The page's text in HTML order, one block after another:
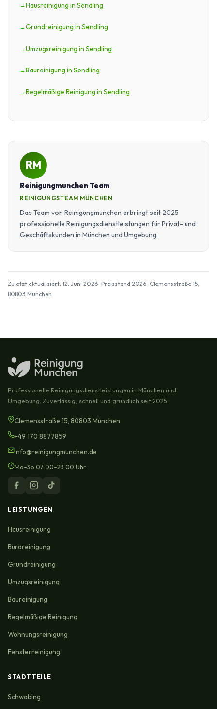
Hausreinigung in Sendling
Grundreinigung in Sendling
Umzugsreinigung in Sendling
Baureinigung in Sendling
Regelmäßige Reinigung in Sendling
RM
Reinigungmunchen Team
REINIGUNGSTEAM MÜNCHEN
Das Team von Reinigungmunchen erbringt seit 2025
professionelle Reinigungsdienstleistungen für Privat- und
Geschäftskunden in München und Umgebung.
Zuletzt aktualisiert: 12. Juni 2026 · Preisstand 2026 · Clemensstraße 15,
80803 München
Professionelle Reinigungsdienstleistungen in München und
Umgebung. Zuverlässig, schnell und gründlich seit 2025.
Clemensstraße 15, 80803 München
+49 170 8877859
info@reinigungmunchen.de
Mo–So 07:00–23:00 Uhr
LEISTUNGEN
Hausreinigung
Büroreinigung
Grundreinigung
Umzugsreinigung
Baureinigung
Regelmäßige Reinigung
Wohnungsreinigung
Fensterreinigung
STADTTEILE
Schwabing